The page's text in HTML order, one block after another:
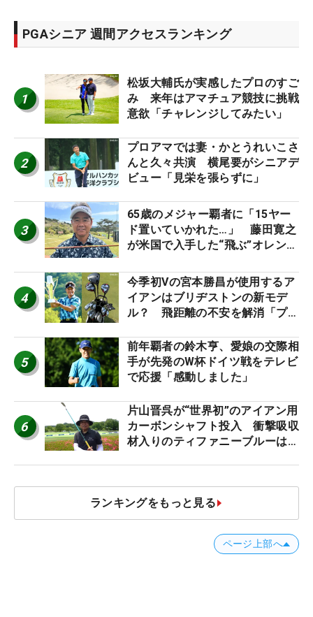
PGAシニア 週間アクセスランキング
1
松坂大輔氏が実感したプロのすご
み 来年はアマチュア競技に挑戦
意欲「チャレンジしてみたい」
2
プロアマでは妻・かとうれいこさ
んと久々共演 横尾要がシニアデ
ビュー「見栄を張らずに」
3
65歳のメジャー覇者に「15ヤー
ド置いていかれた…」 藤田寛之
が米国で入手した“飛ぶ”オレンジ
4
今季初Vの宮本勝昌が使用するア
イアンはブリヂストンの新モデ
ル？ 飛距離の不安を解消「プラ
5
前年覇者の鈴木亨、愛娘の交際相
手が先発のW杯ドイツ戦をテレビ
で応援「感動しました」
6
片山晋呉が“世界初”のアイアン用
カーボンシャフト投入 衝撃吸収
材入りのティファニーブルーは
ランキングをもっと見る
ページ上部へ